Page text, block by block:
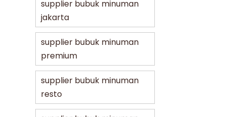
supplier bubuk minuman
jakarta
supplier bubuk minuman
premium
supplier bubuk minuman
resto